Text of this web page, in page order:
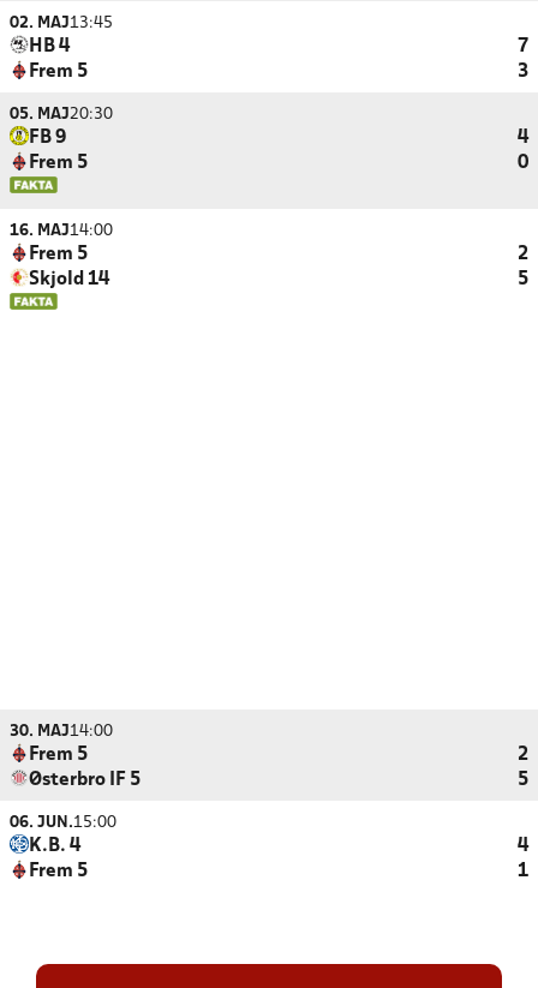
02. MAJ13:45
HB 4
7
Frem 5
3
05. MAJ20:30
FB 9
4
Frem 5
0
16. MAJ14:00
Frem 5
2
Skjold 14
5
30. MAJ14:00
Frem 5
2
Østerbro IF 5
5
06. JUN.15:00
K.B. 4
4
Frem 5
1